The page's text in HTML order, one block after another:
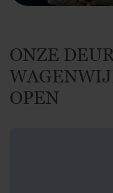
ONZE
OPEN